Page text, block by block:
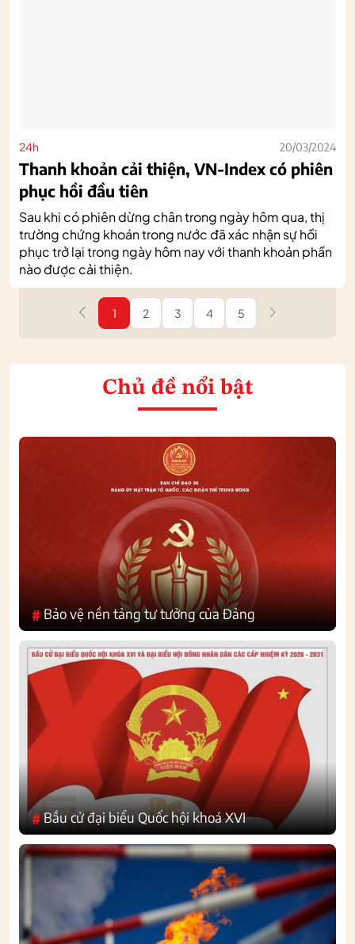
24h 20/03/2024
Thanh khoản cải thiện, VN-Index có phiên
phục hồi đầu tiên
Sau khi có phiên dừng chân trong ngày hôm qua, thị
trường chứng khoán trong nước đã xác nhận sự hồi
phục trở lại trong ngày hôm nay với thanh khoản phần
nào được cải thiện.
1 2 3 4 5
Chủ đề nổi bật
# Bảo vệ nền tảng tư tưởng của Đảng
#Bầu cử đại biểu Quốc hội khoá XVI